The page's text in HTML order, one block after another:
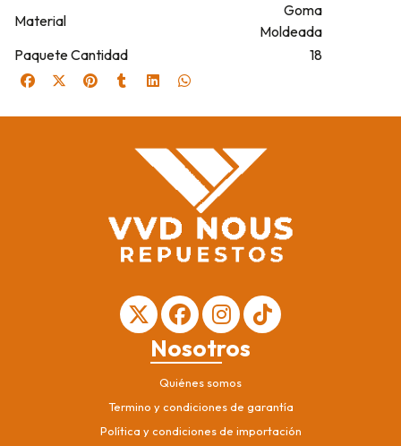
Material
Goma
Moldeada
Paquete Cantidad
18
Nosotros
Quiénes somos
Termino y condiciones de garantía
Política y condiciones de importación